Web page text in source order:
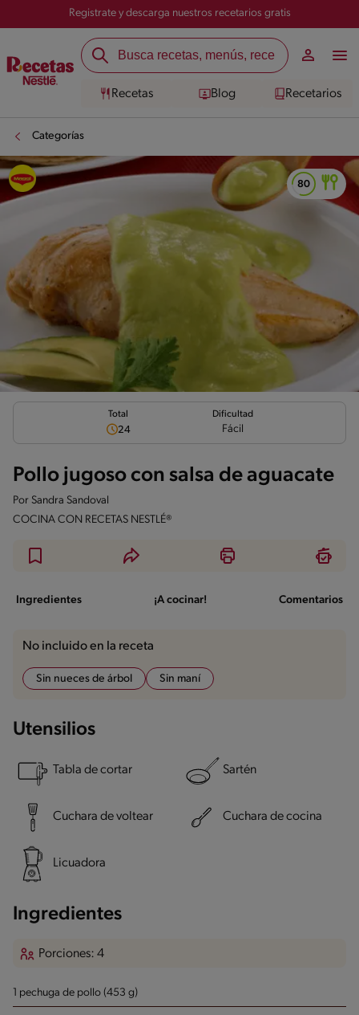
Registrate y descarga nuestros recetarios gratis
Recetas Blog Recetarios
Categorías
Total
24
Dificultad
Fácil
Pollo jugoso con salsa de aguacate
Por Sandra Sandoval
COCINA CON RECETAS NESTLÉ®
Ingredientes ¡A cocinar! Comentarios
No incluido en la receta
Sin nueces de árbol Sin maní
Utensilios
Tabla de cortar Sartén
Cuchara de voltear Cuchara de cocina
Licuadora
Ingredientes
Porciones: 4
1 pechuga de pollo (453 g)